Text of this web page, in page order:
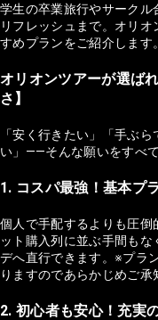
学生の卒業旅行やサークル
リフレッシュまで。オリ
すめプランをご紹介します。
オリオンツアーが選ば
さ】
「安く行きたい」「手ぶ
い」——そんな願いをすべ
1. コスパ最強！基本プ
個人で手配するよりも圧倒
ット購入列に並ぶ手間も
デへ直行できます。※プラ
りますのであらかじめご承
2. 初心者も安心！充実